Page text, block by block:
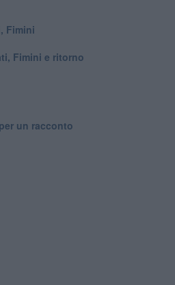
Fimini
Fimini e ritorno
un racconto